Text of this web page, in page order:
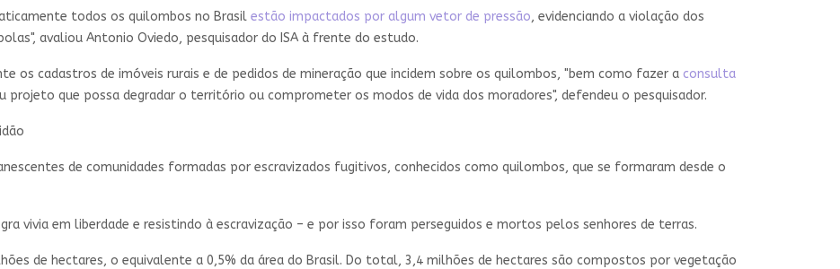
todos os quilombos no Brasil estão impactados por algum vetor de pressão, evidenciando a violação dos
avaliou Antonio Oviedo, pesquisador do ISA à frente do estudo.
os cadastros de imóveis rurais e de pedidos de mineração que incidem sobre os quilombos, "bem como fazer a consulta
projeto que possa degradar o território ou comprometer os modos de vida dos moradores", defendeu o pesquisador.
de comunidades formadas por escravizados fugitivos, conhecidos como quilombos, que se formaram desde o
vivia em liberdade e resistindo à escravização – e por isso foram perseguidos e mortos pelos senhores de terras.
de hectares, o equivalente a 0,5% da área do Brasil. Do total, 3,4 milhões de hectares são compostos por vegetação